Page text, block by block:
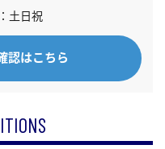
土日祝
認はこちら